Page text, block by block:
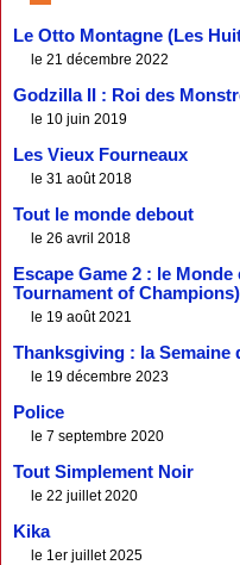
Le Otto Montagne (Les
le 21 décembre 2022
Godzilla II : Roi des
le 10 juin 2019
Les Vieux Fourneaux
le 31 août 2018
Tout le monde debout
le 26 avril 2018
Escape Game 2 : le
Tournament of Champions)
le 19 août 2021
Thanksgiving : la Semaine
le 19 décembre 2023
Police
le 7 septembre 2020
Tout Simplement Noir
le 22 juillet 2020
Kika
le 1er juillet 2025